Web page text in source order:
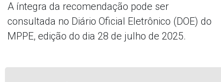
A íntegra da recomendação pode ser
consultada no Diário Oficial Eletrônico (DOE) do
MPPE, edição do dia 28 de julho de 2025.